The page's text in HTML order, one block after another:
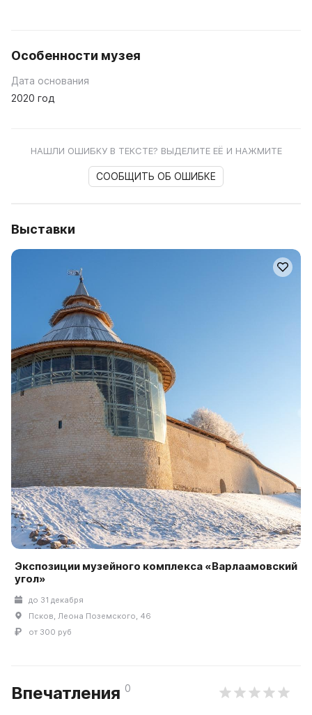
Особенности музея
Дата основания
2020 год
НАШЛИ ОШИБКУ В ТЕКСТЕ? ВЫДЕЛИТЕ ЕЁ И НАЖМИТЕ
СООБЩИТЬ ОБ ОШИБКЕ
Выставки
Экспозиции музейного комплекса «Варлаамовский
угол»
до 31 декабря
Псков, Леона Поземского, 46
от 300 руб
Впечатления 0